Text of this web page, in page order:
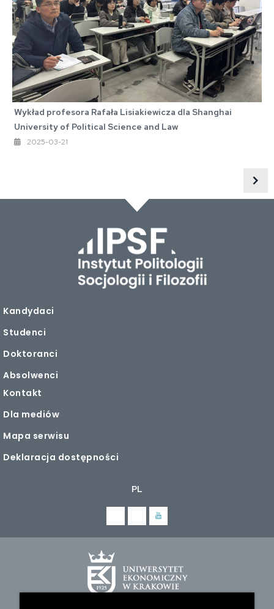
Wykład profesora Rafała Lisiakiewicza dla Shanghai
University of Political Science and Law
2025-03-21
Kandydaci
Studenci
Doktoranci
Absolwenci
Kontakt
Dla mediów
Mapa serwisu
Deklaracja dostępności
PL